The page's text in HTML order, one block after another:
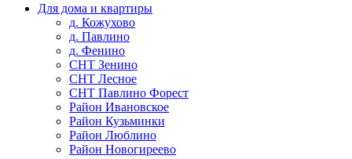
Для дома и квартиры
д. Кожухово
д. Павлино
д. Фенино
СНТ Зенино
СНТ Лесное
СНТ Павлино Форест
Район Ивановское
Район Кузьминки
Район Люблино
Район Новогиреево